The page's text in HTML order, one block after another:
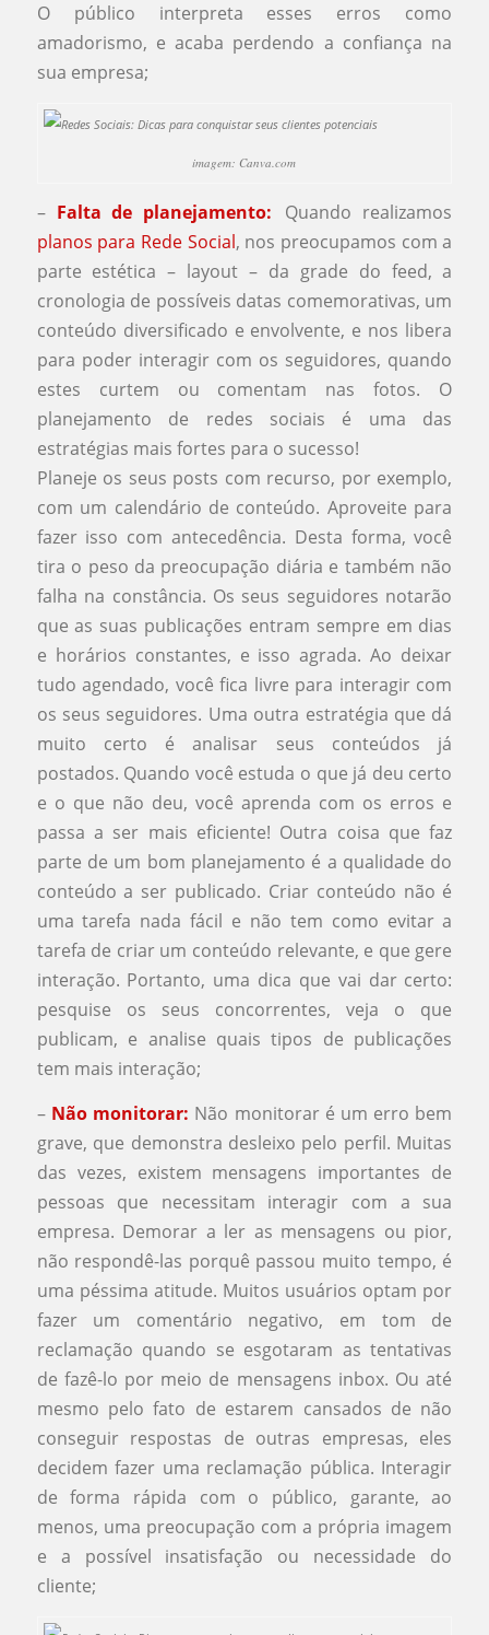
O público interpreta esses erros como
amadorismo, e acaba perdendo a confiança na
sua empresa;
imagem: Canva.com
– Falta de planejamento: ⠀Quando realizamos
planos para Rede Social, nos preocupamos com a
parte estética – layout – da grade do feed, a
cronologia de possíveis datas comemorativas, um
conteúdo diversificado e envolvente, e nos libera
para poder interagir com os seguidores, quando
estes curtem ou comentam nas fotos. O
planejamento de redes sociais é uma das
estratégias mais fortes para o sucesso!
Planeje os seus posts com recurso, por exemplo,
com um calendário de conteúdo. Aproveite para
fazer isso com antecedência. Desta forma, você
tira o peso da preocupação diária e também não
falha na constância. Os seus seguidores notarão
que as suas publicações entram sempre em dias
e horários constantes, e isso agrada. Ao deixar
tudo agendado, você fica livre para interagir com
os seus seguidores. Uma outra estratégia que dá
muito certo é analisar seus conteúdos já
postados. Quando você estuda o que já deu certo
e o que não deu, você aprenda com os erros e
passa a ser mais eficiente! Outra coisa que faz
parte de um bom planejamento é a qualidade do
conteúdo a ser publicado. Criar conteúdo não é
uma tarefa nada fácil e não tem como evitar a
tarefa de criar um conteúdo relevante, e que gere
interação. Portanto, uma dica que vai dar certo:
pesquise os seus concorrentes, veja o que
publicam, e analise quais tipos de publicações
tem mais interação;
– Não monitorar: Não monitorar é um erro bem
grave, que demonstra desleixo pelo perfil. Muitas
das vezes, existem mensagens importantes de
pessoas que necessitam interagir com a sua
empresa. Demorar a ler as mensagens ou pior,
não respondê-las porquê passou muito tempo, é
uma péssima atitude. Muitos usuários optam por
fazer um comentário negativo, em tom de
reclamação quando se esgotaram as tentativas
de fazê-lo por meio de mensagens inbox. Ou até
mesmo pelo fato de estarem cansados de não
conseguir respostas de outras empresas, eles
decidem fazer uma reclamação pública. Interagir
de forma rápida com o público, garante, ao
menos, uma preocupação com a própria imagem
e a possível insatisfação ou necessidade do
cliente;